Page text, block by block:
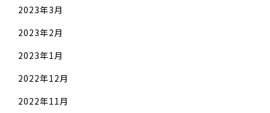
2023年3月
2023年2月
2023年1月
2022年12月
2022年11月